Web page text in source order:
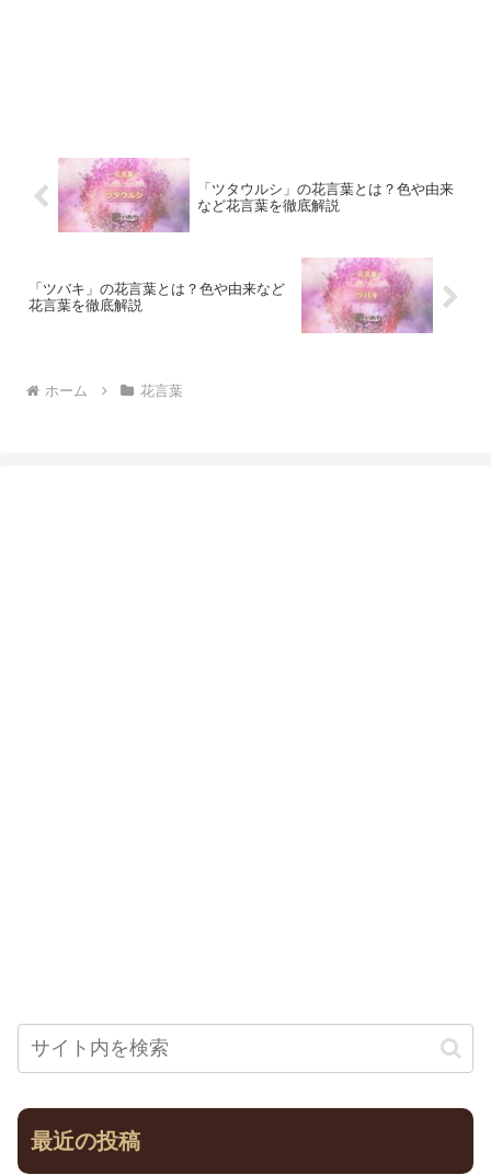
「ツタウルシ」の花言葉とは？色や由来
など花言葉を徹底解説
「ツバキ」の花言葉とは？色や由来など
花言葉を徹底解説
ホーム 花言葉
最近の投稿